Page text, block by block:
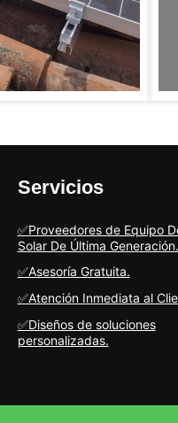
Servicios
✅Proveedores de Equipo
Solar De Última Generación.
✅Asesoría Gratuita.
✅Atención Inmediata al
✅Diseños de soluciones
personalizadas.